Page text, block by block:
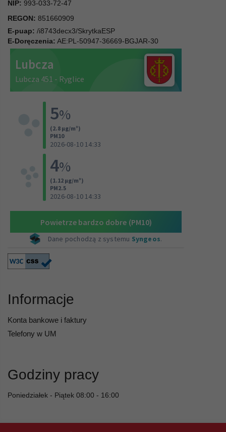
NIP: 993-033-72-47
REGON: 851660909
E-puap: /i8743decx3/SkrytkaESP
E-Doręczenia: AE:PL-50947-36669-BGJAR-30
Informacje
Konta bankowe i faktury
Telefony w UM
Godziny pracy
Poniedziałek - Piątek 08:00 - 16:00